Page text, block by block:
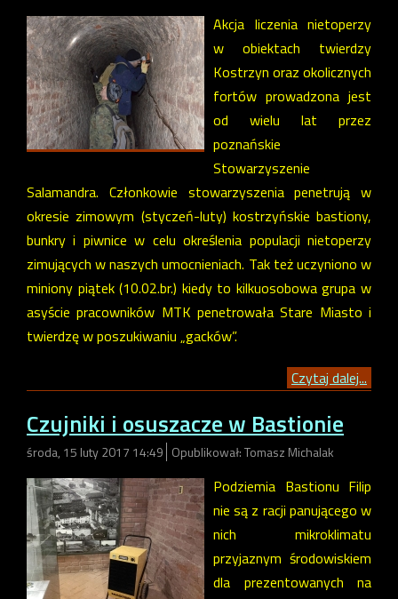
Akcja liczenia nietoperzy
w obiektach twierdzy
Kostrzyn oraz okolicznych
fortów prowadzona jest
od wielu lat przez
poznańskie
Stowarzyszenie
Salamandra. Członkowie stowarzyszenia penetrują w
okresie zimowym (styczeń-luty) kostrzyńskie bastiony,
bunkry i piwnice w celu określenia populacji nietoperzy
zimujących w naszych umocnieniach. Tak też uczyniono w
miniony piątek (10.02.br.) kiedy to kilkuosobowa grupa w
asyście pracowników MTK penetrowała Stare Miasto i
twierdzę w poszukiwaniu „gacków”.
Czytaj dalej...
Czujniki i osuszacze w Bastionie
środa, 15 luty 2017 14:49 Opublikował: Tomasz Michalak
Podziemia Bastionu Filip
nie są z racji panującego w
nich mikroklimatu
przyjaznym środowiskiem
dla prezentowanych na